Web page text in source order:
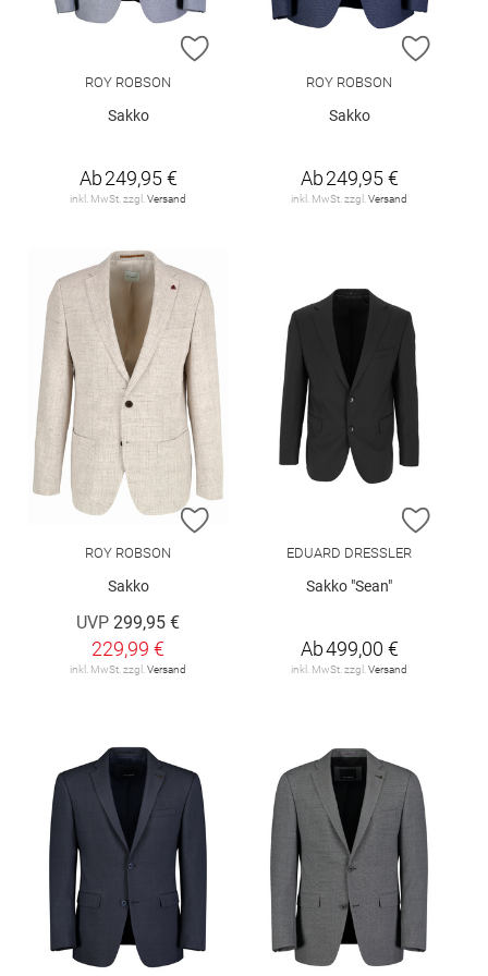
ZUR WUNSCHLISTE HINZUFÜGEN
ROY ROBSON
Sakko
Ab249,95 €
inkl. MwSt. zzgl. Versand
ZUR
ROY ROBSON
Sakko
Ab249,95 €
inkl. MwSt. zzgl. Versand
ZUR WUNSCHLISTE HINZUFÜGEN
ROY ROBSON
Sakko
UVP 299,95 €
229,99 €
inkl. MwSt. zzgl.Versand
ZUR
EDUARD DRESSLER
Sakko "Sean"
Ab499,00 €
inkl. MwSt. zzgl.Versand